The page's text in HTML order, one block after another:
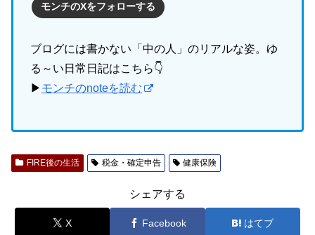
モンチのXをフォローする
ブログには書かない「中の人」のリアルな姿。ゆ
る～い日常日記はこちら👇
▶ モンチのnoteを読む
FIRE後の生活 税金・確定申告 健康保険
シェアする
X Facebook はてブ